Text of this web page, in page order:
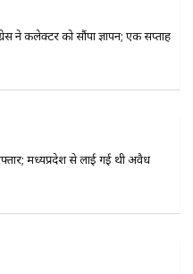
ने कलेक्टर को सौंपा ज्ञापन; एक सप्ताह
मध्यप्रदेश से लाई गई थी अवैध